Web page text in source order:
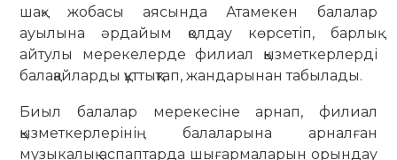
шақ» жобасы аясында Атамекен балалар
ауылына әрдайым қолдау көрсетіп, барлық
айтулы мерекелерде филиал қызметкерлерді
балақайларды құттықтап, жандарынан табылады.
Биыл балалар мерекесіне арнап, филиал
қызметкерлерінің балаларына арналған
музыкалық аспаптарда шығармаларын орындау